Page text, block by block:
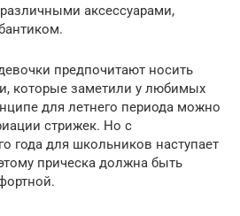
аксессуарами,
предпочитают носить
которые заметили у любимых
для летнего периода можно
стрижек. Но с
года для школьников наступает
прическа должна быть